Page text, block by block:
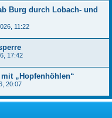
Burg durch Lobach- und
11:22
17:42
„Hopfenhöhlen“
20:07